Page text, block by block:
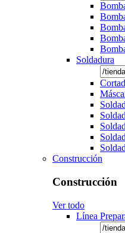
Soldadura
Construcción
Construcción
Ver todo
Línea